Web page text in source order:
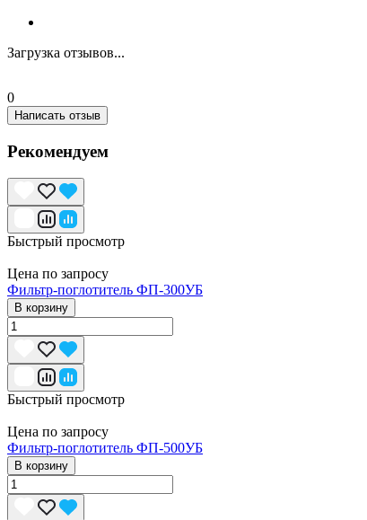
Загрузка отзывов...
0
Написать отзыв
Рекомендуем
Быстрый просмотр
Цена по запросу
Фильтр-поглотитель ФП-300УБ
В корзину
Быстрый просмотр
Цена по запросу
Фильтр-поглотитель ФП-500УБ
В корзину